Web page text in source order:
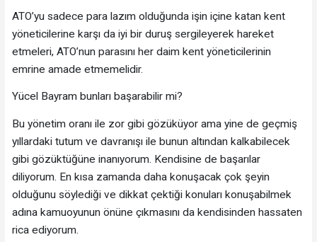
ATO’yu sadece para lazım olduğunda işin içine katan kent
yöneticilerine karşı da iyi bir duruş sergileyerek hareket
etmeleri, ATO’nun parasını her daim kent yöneticilerinin
emrine amade etmemelidir.
Yücel Bayram bunları başarabilir mi?
Bu yönetim oranı ile zor gibi gözüküyor ama yine de geçmiş
yıllardaki tutum ve davranışı ile bunun altından kalkabilecek
gibi gözüktüğüne inanıyorum. Kendisine de başarılar
diliyorum. En kısa zamanda daha konuşacak çok şeyin
olduğunu söylediği ve dikkat çektiği konuları konuşabilmek
adına kamuoyunun önüne çıkmasını da kendisinden hassaten
rica ediyorum.